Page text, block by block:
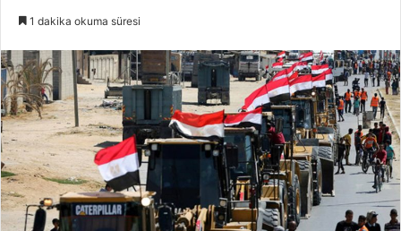
göndermek
1 dakika okuma süresi